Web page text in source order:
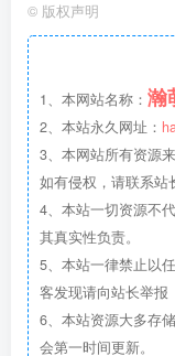
© 版权声明
1、本网站名称： 瀚
2、本站永久网址：
3、本网站所有资源
如有侵权，请联系站
4、本站一切资源不
其真实性负责。
5、本站一律禁止以
客发现请向站长举报
6、本站资源大多存
会第一时间更新。